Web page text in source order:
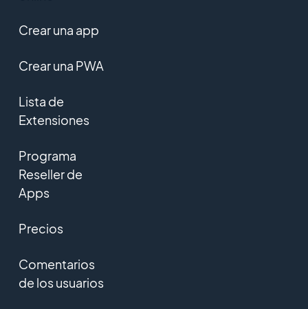
Crear una app
Crear una PWA
Lista de
Extensiones
Programa
Reseller de
Apps
Precios
Comentarios
de los usuarios